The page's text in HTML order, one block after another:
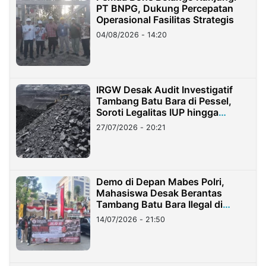
PT BNPG, Dukung Percepatan
Operasional Fasilitas Strategis
04/08/2026 - 14:20
IRGW Desak Audit Investigatif
Tambang Batu Bara di Pessel,
Soroti Legalitas IUP hingga
Stockpile
27/07/2026 - 20:21
Demo di Depan Mabes Polri,
Mahasiswa Desak Berantas
Tambang Batu Bara Ilegal di
Lampung
14/07/2026 - 21:50